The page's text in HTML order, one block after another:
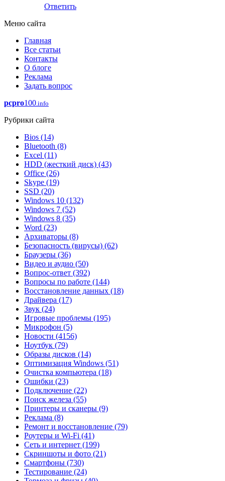
Ответить
Меню сайта
Главная
Все статьи
Контакты
О блоге
Реклама
Задать вопрос
pcpro100 .info
Рубрики сайта
Bios (14)
Bluetooth (8)
Excel (11)
HDD (жесткий диск) (43)
Office (26)
Skype (19)
SSD (20)
Windows 10 (132)
Windows 7 (52)
Windows 8 (35)
Word (23)
Архиваторы (8)
Безопасность (вирусы) (62)
Браузеры (36)
Видео и аудио (50)
Вопрос-ответ (392)
Вопросы по работе (144)
Восстановление данных (18)
Драйвера (17)
Звук (24)
Игровые проблемы (195)
Микрофон (5)
Новости (4156)
Ноутбук (79)
Образы дисков (14)
Оптимизация Windows (51)
Очистка компьютера (18)
Ошибки (23)
Подключение (22)
Поиск железа (55)
Принтеры и сканеры (9)
Реклама (8)
Ремонт и восстановление (79)
Роутеры и Wi-Fi (41)
Сеть и интернет (199)
Скриншоты и фото (21)
Смартфоны (730)
Тестирование (24)